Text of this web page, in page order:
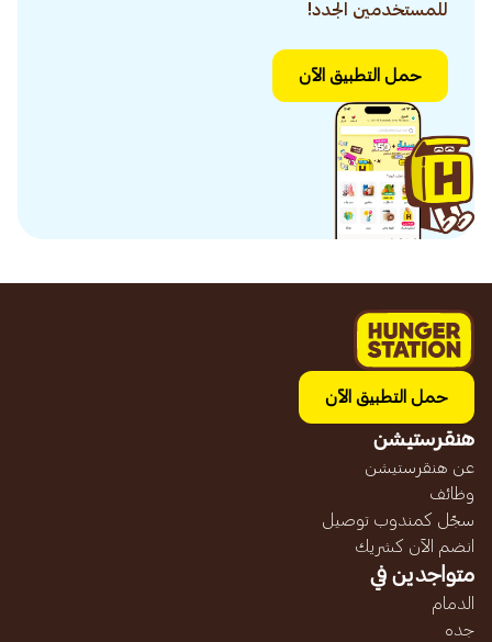
للمستخدمين الجدد!
حمل التطبيق الآن
حمل التطبيق الآن
هنقرستيشن
عن هنقرستيشن
وظائف
سجّل كمندوب توصيل
انضم الآن كشريك
متواجدين في
الدمام
جده